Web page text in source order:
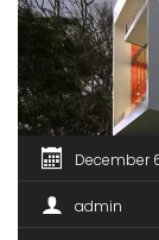
December
admin